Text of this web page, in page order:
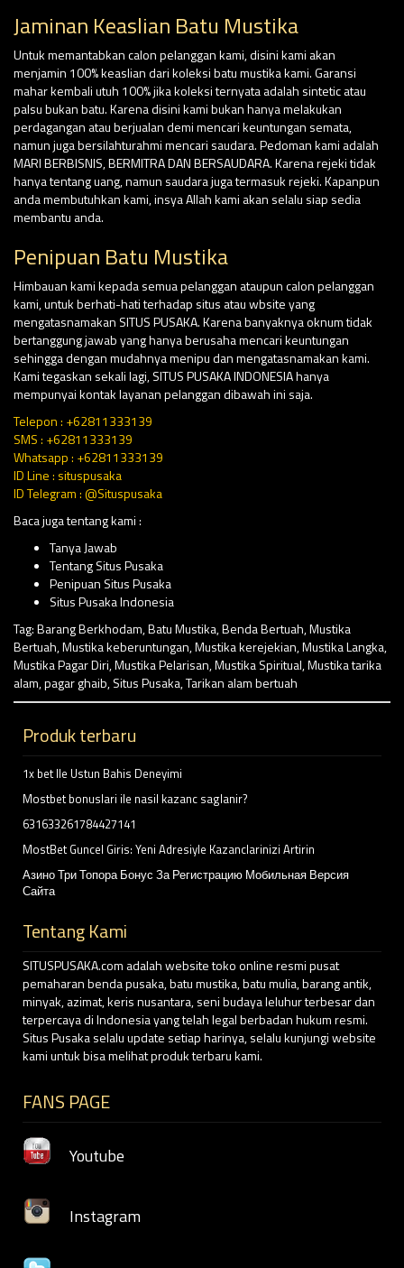
Jaminan Keaslian Batu Mustika
Untuk memantabkan calon pelanggan kami, disini kami akan
menjamin 100% keaslian dari koleksi batu mustika kami. Garansi
mahar kembali utuh 100% jika koleksi ternyata adalah sintetic atau
palsu bukan batu. Karena disini kami bukan hanya melakukan
perdagangan atau berjualan demi mencari keuntungan semata,
namun juga bersilahturahmi mencari saudara. Pedoman kami adalah
MARI BERBISNIS, BERMITRA DAN BERSAUDARA. Karena rejeki tidak
hanya tentang uang, namun saudara juga termasuk rejeki. Kapanpun
anda membutuhkan kami, insya Allah kami akan selalu siap sedia
membantu anda.
Penipuan Batu Mustika
Himbauan kami kepada semua pelanggan ataupun calon pelanggan
kami, untuk berhati-hati terhadap situs atau wbsite yang
mengatasnamakan SITUS PUSAKA. Karena banyaknya oknum tidak
bertanggung jawab yang hanya berusaha mencari keuntungan
sehingga dengan mudahnya menipu dan mengatasnamakan kami.
Kami tegaskan sekali lagi, SITUS PUSAKA INDONESIA hanya
mempunyai kontak layanan pelanggan dibawah ini saja.
Telepon : +62811333139
SMS : +62811333139
Whatsapp : +62811333139
ID Line : situspusaka
ID Telegram : @Situspusaka
Baca juga tentang kami :
Tanya Jawab
Tentang Situs Pusaka
Penipuan Situs Pusaka
Situs Pusaka Indonesia
Tag:Barang Berkhodam,Batu Mustika,Benda Bertuah,Mustika
Bertuah,Mustika keberuntungan,Mustika kerejekian,Mustika Langka,
Mustika Pagar Diri,Mustika Pelarisan,Mustika Spiritual,Mustika tarika
alam,pagar ghaib,Situs Pusaka,Tarikan alam bertuah
Produk terbaru
1x bet Ile Ustun Bahis Deneyimi
Mostbet bonuslari ile nasil kazanc saglanir?
631633261784427141
MostBet Guncel Giris: Yeni Adresiyle Kazanclarinizi Artirin
Азино Три Топора Бонус За Регистрацию Мобильная Версия
Сайта
Tentang Kami
SITUSPUSAKA.com adalah website toko online resmi pusat
pemaharan benda pusaka, batu mustika, batu mulia, barang antik,
minyak, azimat, keris nusantara, seni budaya leluhur terbesar dan
terpercaya di Indonesia yang telah legal berbadan hukum resmi.
Situs Pusaka selalu update setiap harinya, selalu kunjungi website
kami untuk bisa melihat produk terbaru kami.
FANS PAGE
Youtube
Instagram